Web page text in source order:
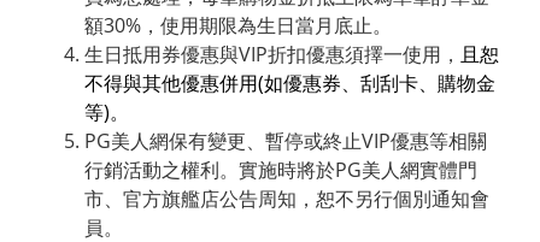
額30%，使用期限為生日當月底止。
生日抵用券優惠與VIP折扣優惠須擇一使用， 且恕
不得與其他優惠併用(如優惠券、刮刮卡、購物金
等)。
PG美人網保有變更、暫停或終止VIP優惠等相關
行銷活動之權利。實施時將於PG美人網實體門
市、官方旗艦店公告周知，恕不另行個別通知會
員。